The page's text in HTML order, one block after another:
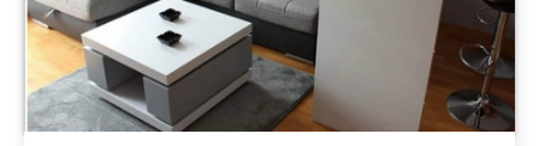
Adresa: Jurija
Gagarina 14i
Cena60 €
Struktura :
Dvosoban